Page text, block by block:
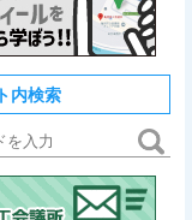
内検索